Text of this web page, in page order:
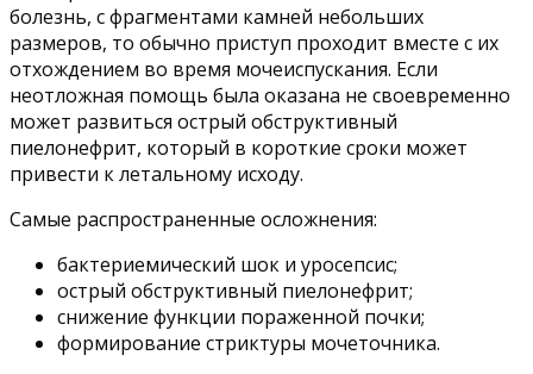
болезнь, с фрагментами камней небольших
размеров, то обычно приступ проходит вместе с их
отхождением во время мочеиспускания. Если
неотложная помощь была оказана не своевременно
может развиться острый обструктивный
пиелонефрит, который в короткие сроки может
привести к летальному исходу.
Самые распространенные осложнения:
бактериемический шок и уросепсис;
острый обструктивный пиелонефрит;
снижение функции пораженной почки;
формирование стриктуры мочеточника.